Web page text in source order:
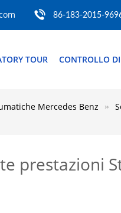
86-183-2015-
TOUR CONTROLLO
Mercedes Benz
prestazioni